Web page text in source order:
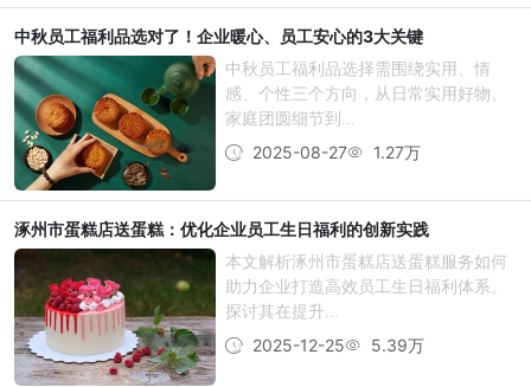
中秋员工福利品选对了！企业暖心、员工安心的3大关键
中秋员工福利品选择需围绕实用、情
感、个性三个方向，从日常实用好物、
家庭团圆细节到...
2025-08-27
1.27万
涿州市蛋糕店送蛋糕：优化企业员工生日福利的创新实践
本文解析涿州市蛋糕店送蛋糕服务如何
助力企业打造高效员工生日福利体系。
探讨其在提升...
2025-12-25
5.39万